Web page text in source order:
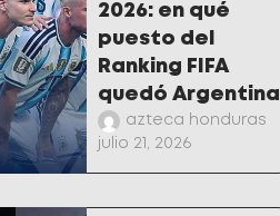
2026: en qué
puesto del
Ranking FIFA
quedó Argentina
azteca honduras
julio 21, 2026